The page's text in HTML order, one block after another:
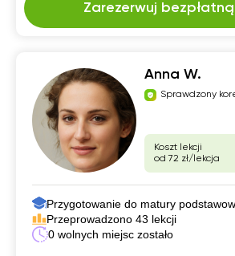
Zarezerwuj
Anna W.
Sprawdzony
Koszt lekcji
od 72 zł/lekcja
Przygotowanie do matury
Przeprowadzono 43 lekcji
0 wolnych miejsc zostało